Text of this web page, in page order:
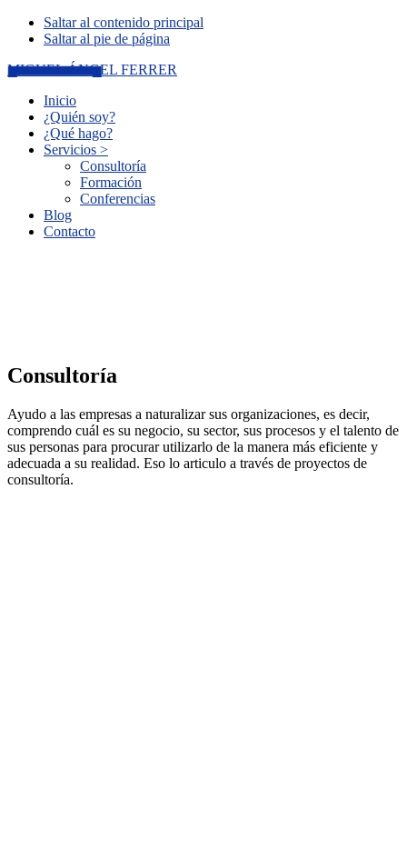
Saltar al contenido principal
Saltar al pie de página
MIGUEL ÁNGEL FERRER
Inicio
¿Quién soy?
¿Qué hago?
Servicios >
Consultoría
Formación
Conferencias
Blog
Contacto
Consultoría
Ayudo a las empresas a naturalizar sus organizaciones, es decir,
comprendo cuál es su negocio, su sector, sus procesos y el talento de
sus personas para procurar utilizarlo de la manera más eficiente y
adecuada a su realidad. Eso lo articulo a través de proyectos de
consultoría.